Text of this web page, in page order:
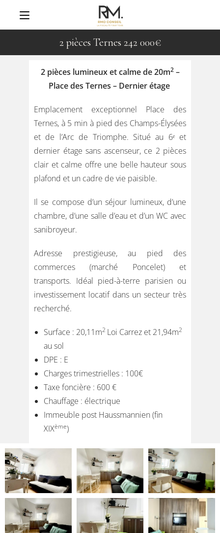
2 pièces Ternes 242 000€
2 pièces lumineux et calme de 20m2–
Place des Ternes – Dernier étage
Emplacement exceptionnel Place des
Ternes, à 5 min à pied des Champs-Élysées
et de l’Arc de Triomphe. Situé au 6ᵉ et
dernier étage sans ascenseur, ce 2 pièces
clair et calme offre une belle hauteur sous
plafond et un cadre de vie paisible.
Il se compose d’un séjour lumineux, d’une
chambre, d’une salle d’eau et d’un WC avec
sanibroyeur.
Adresse prestigieuse, au pied des
commerces (marché Poncelet) et
transports. Idéal pied-à-terre parisien ou
investissement locatif dans un secteur très
recherché.
Surface : 20,11m2 Loi Carrez et 21,94m2
au sol
DPE : E
Charges trimestrielles : 100€
Taxe foncière : 600 €
Chauffage : électrique
Immeuble post Haussmannien (fin
XIXème)